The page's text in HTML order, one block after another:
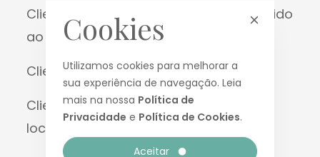
Clientes que possuam rugas finas devido
ao envelhecimento.
Clientes com pele desidratada.
Clientes que desejem reduzir gordura
localizada.
Cookies
Utilizamos cookies para melhorar a
sua experiência de navegação. Leia
mais na nossa Política de
Privacidade e Política de Cookies.
Aceitar